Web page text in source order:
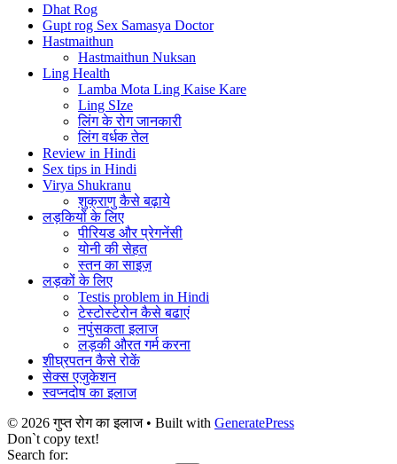
Dhat Rog
Gupt rog Sex Samasya Doctor
Hastmaithun
Hastmaithun Nuksan
Ling Health
Lamba Mota Ling Kaise Kare
Ling SIze
लिंग के रोग जानकारी
लिंग वर्धक तेल
Review in Hindi
Sex tips in Hindi
Virya Shukranu
शुक्राणु कैसे बढ़ाये
लड़कियों के लिए
पीरियड और प्रेगनेंसी
योनी की सेहत
स्तन का साइज़
लड़कों के लिए
Testis problem in Hindi
टेस्टोस्टेरोन कैसे बढाएं
नपुंसकता इलाज
लड़की औरत गर्म करना
शीघ्रपतन कैसे रोकें
सेक्स एजुकेशन
स्वप्नदोष का इलाज
© 2026 गुप्त रोग का इलाज• Built with GeneratePress
Don`t copy text!
Search for: